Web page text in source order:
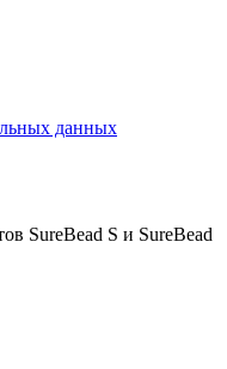
данных
SureBead S и SureBead